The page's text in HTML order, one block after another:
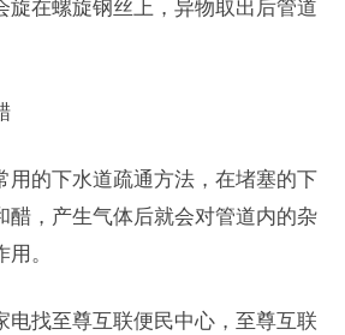
旋在螺旋钢丝上，异物取出后管道
的下水道疏通方法，在堵塞的下
醋，产生气体后就会对管道内的杂
。
找至尊互联便民中心，至尊互联